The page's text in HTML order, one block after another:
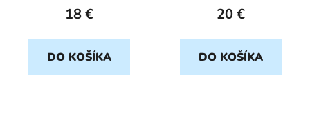
18 €
DO KOŠÍKA
20 €
DO KOŠÍKA